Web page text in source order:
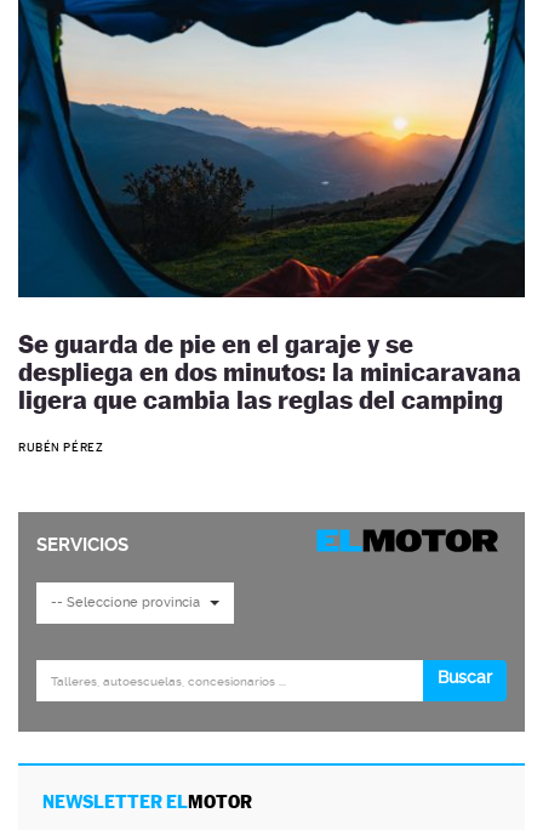
Se guarda de pie en el garaje y se
despliega en dos minutos: la minicaravana
ligera que cambia las reglas del camping
RUBÉN PÉREZ
NEWSLETTER ELMOTOR